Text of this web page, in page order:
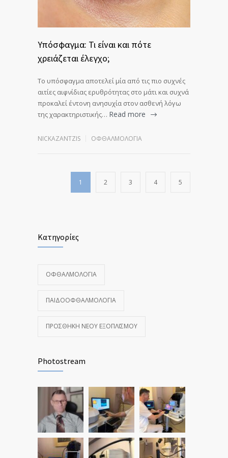
Υπόσφαγμα: Τι είναι και πότε
χρειάζεται έλεγχο;
Το υπόσφαγμα αποτελεί μία από τις πιο συχνές
αιτίες αιφνίδιας ερυθρότητας στο μάτι και συχνά
προκαλεί έντονη ανησυχία στον ασθενή λόγω
της χαρακτηριστικής… Read more
NICKAZANTZIS ΟΦΘΑΛΜΟΛΟΓΊΑ
1 2 3 4 5
Κατηγορίες
ΟΦΘΑΛΜΟΛΟΓΊΑ
ΠΑΙΔΟΟΦΘΑΛΜΟΛΟΓΊΑ
ΠΡΟΣΘΉΚΗ ΝΈΟΥ ΕΞΟΠΛΙΣΜΟΎ
Photostream